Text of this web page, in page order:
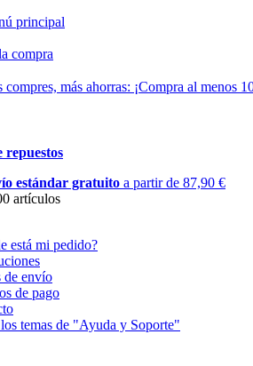
principal
compra
compres, más ahorras: ¡Compra al menos
repuestos
estándar gratuito a partir de 87,90 €
artículos
está mi pedido?
de envío
de pago
temas de "Ayuda y Soporte"